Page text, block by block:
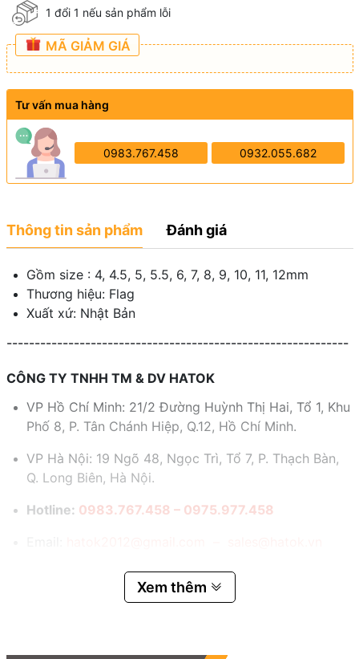
1 đổi 1 nếu sản phẩm lỗi
MÃ GIẢM GIÁ
Tư vấn mua hàng
0983.767.458 0932.055.682
Thông tin sản phẩm Đánh giá
Gồm size : 4, 4.5, 5, 5.5, 6, 7, 8, 9, 10, 11, 12mm
Thương hiệu: Flag
Xuất xứ: Nhật Bản
-------------------------------------------------------------
CÔNG TY TNHH TM & DV HATOK
VP Hồ Chí Minh: 21/2 Đường Huỳnh Thị Hai, Tổ 1, Khu
Phố 8, P. Tân Chánh Hiệp, Q.12, Hồ Chí Minh.
VP Hà Nội: 19 Ngõ 48, Ngọc Trì, Tổ 7, P. Thạch Bàn,
Q. Long Biên, Hà Nội.
Hotline: 0983.767.458 – 0975.977.458
Xem thêm